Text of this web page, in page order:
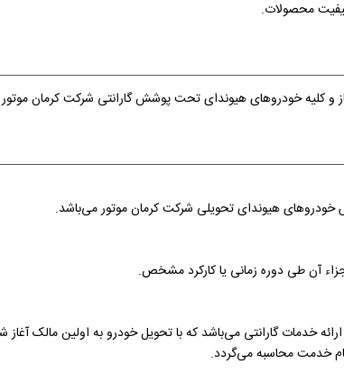
محصولات.
و کلیه خودروهای هیوندای تحت پوشش گارانتی شرکت کرمان
هیوندای تحویلی شرکت کرمان موتور می‌باشد.
آن طی دوره زمانی یا کارکرد مشخص.
خدمات گارانتی می‌باشد که با تحویل خودرو به اولین مالک
خدمت محاسبه می‌گردد.